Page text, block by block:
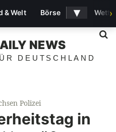
NEWS
DEUTSCHLAND
Polizei
in
& Welt Börse ▾ ›